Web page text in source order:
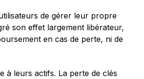
de gérer leur propre
son effet largement libérateur,
en cas de perte, ni de
à leurs actifs. La perte de clés